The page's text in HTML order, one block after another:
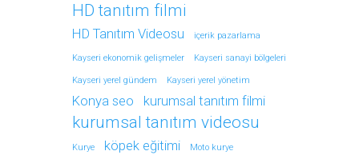
HD tanıtım filmi
HD Tanıtım Videosu içerik pazarlama
Kayseri ekonomik gelişmeler Kayseri sanayi bölgeleri
Kayseri yerel gündem Kayseri yerel yönetim
Konya seo kurumsal tanıtım filmi
kurumsal tanıtım videosu
Kurye köpek eğitimi Moto kurye